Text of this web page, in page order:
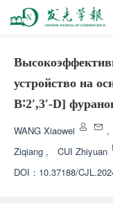
устройство на
B∶2′,3′-D]
WANG Xiaowei ,
Ziqiang , CUI Zhiyuan
DOI： 10.37188/